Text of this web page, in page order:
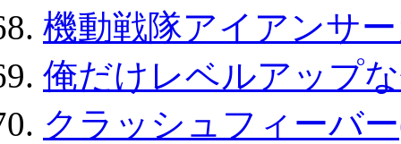
機動戦隊アイアンサ
俺だけレベルアップ
クラッシュフィーバ